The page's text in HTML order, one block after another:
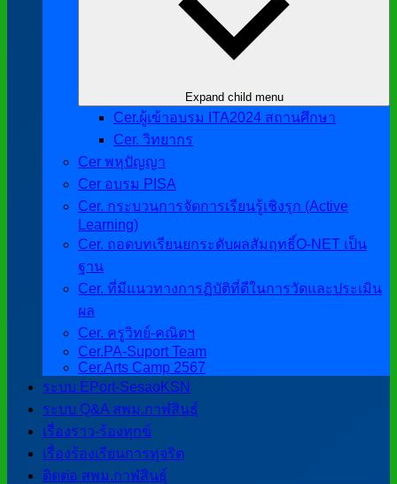
Expand child menu
Cer.ผู้เข้าอบรม ITA2024 สถานศึกษา
Cer. วิทยากร
Cer พหุปัญญา
Cer อบรม PISA
Cer. กระบวนการจัดการเรียนรู้เชิงรุก (Active
Learning)
Cer. ถอดบทเรียนยกระดับผลสัมฤทธิ์O-NET เป็น
ฐาน
Cer. ที่มีแนวทางการฏิบัติที่ดีในการวัดและประเมิน
ผล
Cer. ครูวิทย์-คณิตฯ
Cer.PA-Suport Team
Cer.Arts Camp 2567
ระบบ EPort-SesaoKSN
ระบบ Q&A สพม.กาฬสินธุ์
เรื่องราว-ร้องทุกข์
เรื่องร้องเรียนการทุจริต
ติดต่อ สพม.กาฬสินธุ์